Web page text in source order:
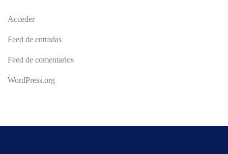
Acceder
Feed de entradas
Feed de comentarios
WordPress.org